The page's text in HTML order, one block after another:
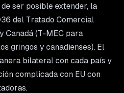
ser posible extender, la
del Tratado Comercial
Canadá (T-MEC para
gringos y canadienses). El
bilateral con cada país y
complicada con EU con